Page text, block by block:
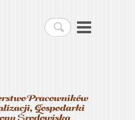
Szukaj
Kanalizacji,
Komunalnej i